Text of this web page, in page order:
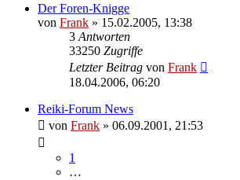
Der Foren-Knigge
von Frank » 15.02.2005, 13:38
3 Antworten
33250 Zugriffe
Letzter Beitrag von Frank
18.04.2006, 06:20
Reiki-Forum News
von Frank » 06.09.2001, 21:53
1
…